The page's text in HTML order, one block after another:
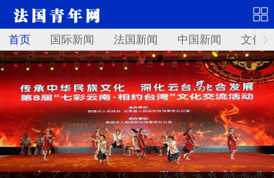
首页 国际新闻 法国新闻 中国新闻 文化